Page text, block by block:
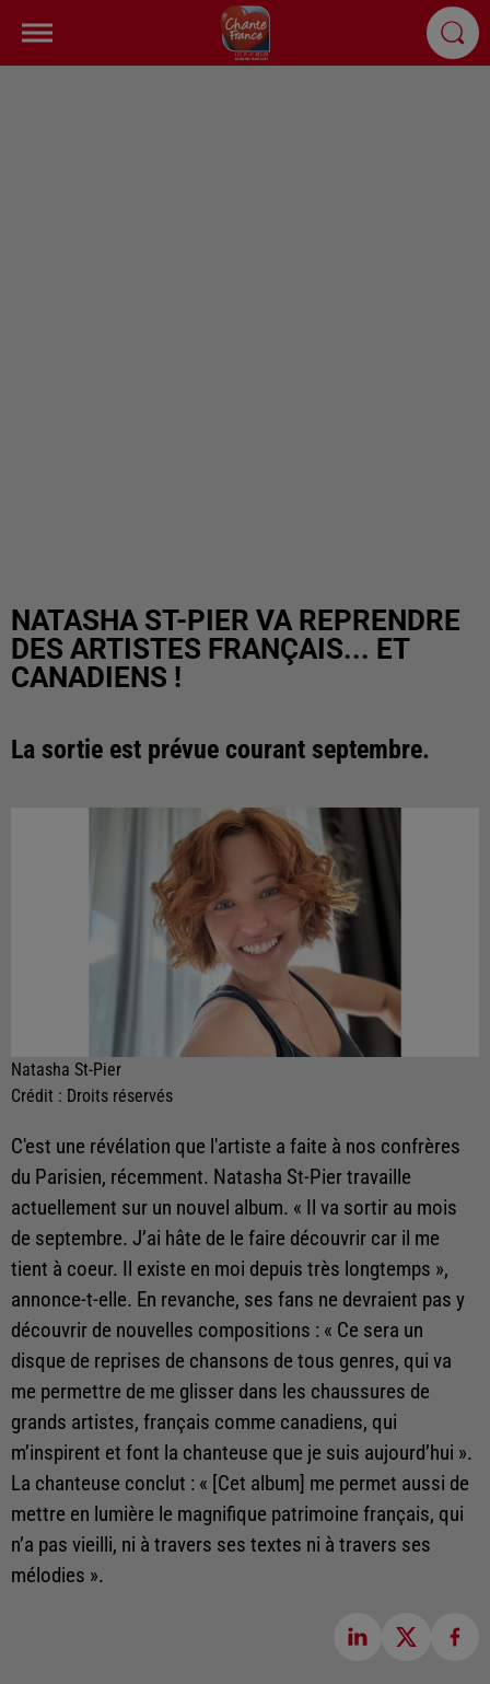
NATASHA ST-PIER VA REPRENDRE
DES ARTISTES FRANÇAIS... ET
CANADIENS !
La sortie est prévue courant septembre.
Natasha St-Pier
Crédit : Droits réservés
C'est une révélation que l'artiste a faite à nos confrères
du Parisien, récemment. Natasha St-Pier travaille
actuellement sur un nouvel album. « Il va sortir au mois
de septembre. J’ai hâte de le faire découvrir car il me
tient à coeur. Il existe en moi depuis très longtemps »,
annonce-t-elle. En revanche, ses fans ne devraient pas y
découvrir de nouvelles compositions : « Ce sera un
disque de reprises de chansons de tous genres, qui va
me permettre de me glisser dans les chaussures de
grands artistes, français comme canadiens, qui
m’inspirent et font la chanteuse que je suis aujourd’hui ».
La chanteuse conclut : « [Cet album] me permet aussi de
mettre en lumière le magnifique patrimoine français, qui
n’a pas vieilli, ni à travers ses textes ni à travers ses
mélodies ».